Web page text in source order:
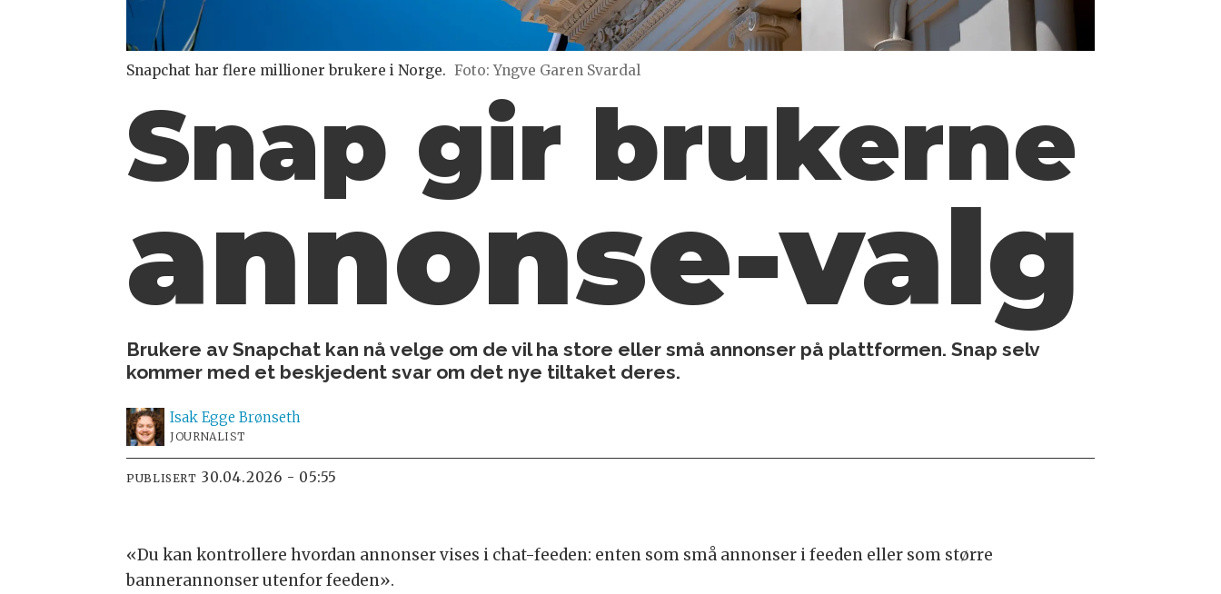
Snapchat har flere millioner brukere i Norge. Foto: Yngve Garen Svardal
Snap gir brukerne
annonse-valg
Brukere av Snapchat kan nå velge om de vil ha store eller små annonser på plattformen. Snap selv
kommer med et beskjedent svar om det nye tiltaket deres.
Isak Egge Brønseth
JOURNALIST
PUBLISERT 30.04.2026 - 05:55
«Du kan kontrollere hvordan annonser vises i chat-feeden: enten som små annonser i feeden eller som større
bannerannonser utenfor feeden».